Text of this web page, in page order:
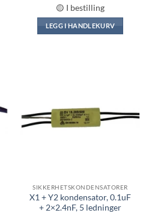
🟡 I bestilling
LEGG I HANDLEKURV
SIKKERHETSKONDENSATORER
X1 + Y2 kondensator, 0.1uF
+ 2×2.4nF, 5 ledninger